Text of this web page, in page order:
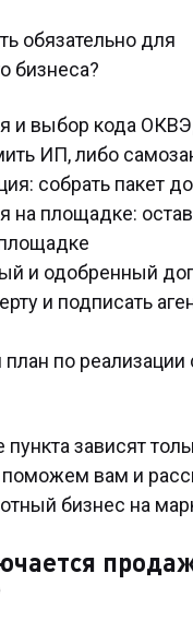
обязательно для
бизнеса?
и выбор кода
ИП, либо
собрать пакет
на площадке:
и одобренный
и подписать
по реализации
зависят
вам и
бизнес на